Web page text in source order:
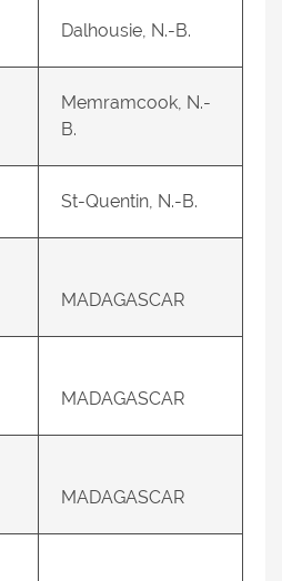
Dalhousie, N.-B.
Memramcook, N.-
B.
St-Quentin, N.-B.
MADAGASCAR
MADAGASCAR
MADAGASCAR